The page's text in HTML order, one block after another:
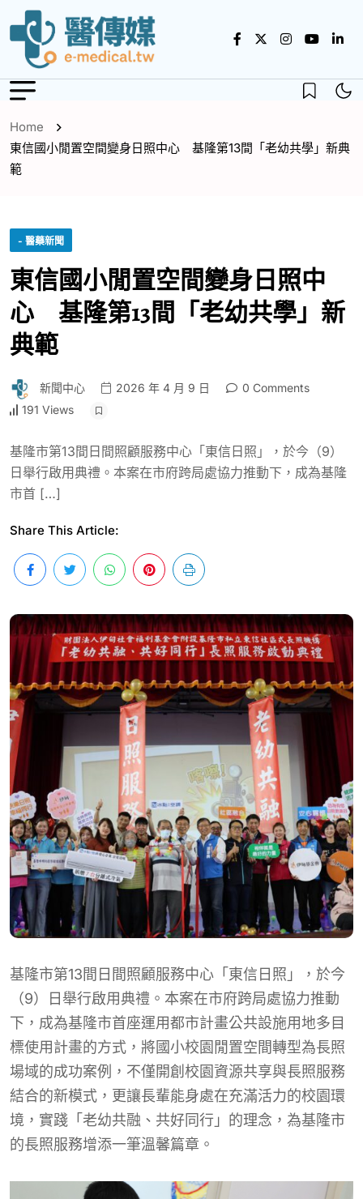
Home
東信國小閒置空間變身日照中心 基隆第13間「老幼共學」新典
範
- 醫藥新聞
東信國小閒置空間變身日照中
心 基隆第13間「老幼共學」新
典範
新聞中心 2026 年 4 月 9 日
0 Comments
191 Views
基隆市第13間日間照顧服務中心「東信日照」，於今（9）
日舉行啟用典禮。本案在市府跨局處協力推動下，成為基隆
市首 […]
Share This Article:
基隆市第13間日間照顧服務中心「東信日照」，於今
（9）日舉行啟用典禮。本案在市府跨局處協力推動
下，成為基隆市首座運用都市計畫公共設施用地多目
標使用計畫的方式，將國小校園閒置空間轉型為長照
場域的成功案例，不僅開創校園資源共享與長照服務
結合的新模式，更讓長輩能身處在充滿活力的校園環
境，實踐「老幼共融、共好同行」的理念，為基隆市
的長照服務增添一筆溫馨篇章。